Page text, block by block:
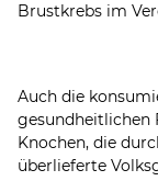
Brustkrebs im
Auch die
gesundheitlichen
Knochen, die
überlieferte